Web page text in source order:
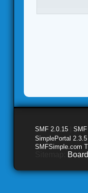
SMF 2.0.15
SimplePortal
SMFSimple.com